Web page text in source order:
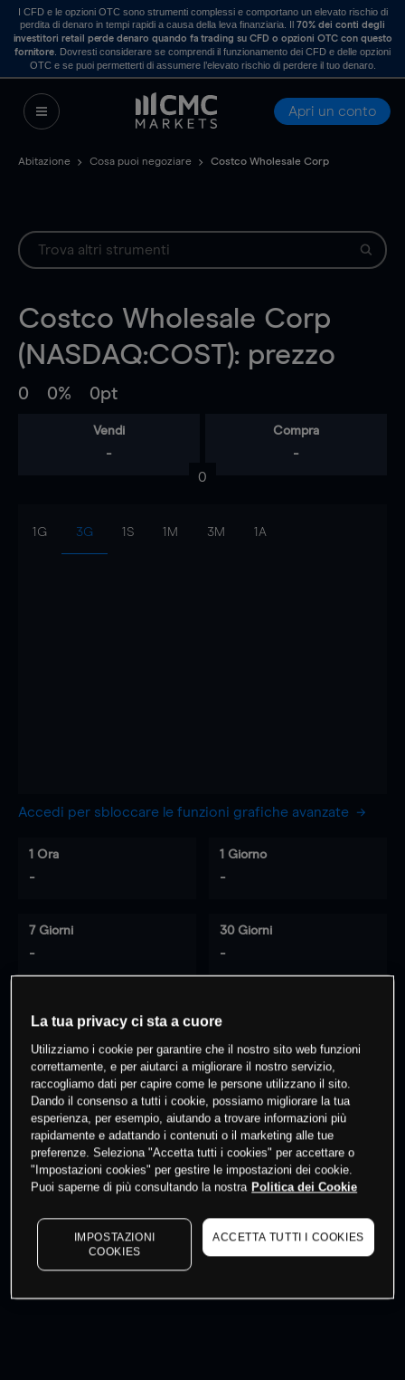
I CFD e le opzioni OTC sono strumenti complessi e comportano un elevato rischio di
perdita di denaro in tempi rapidi a causa della leva finanziaria. Il70% dei conti degli
investitori retail perde denaro quando fa trading su CFD o opzioni OTC con questo
fornitore . Dovresti considerare se comprendi il funzionamento dei CFD e delle opzioni
OTC e se puoi permetterti di assumere l’elevato rischio di perdere il tuo denaro.
Apri un conto
Abitazione Cosa puoi negoziare Costco Wholesale Corp
Costco Wholesale Corp
(NASDAQ:COST): prezzo
0 0% 0pt
Vendi
-
Compra
-
0
1G 3G 1S 1M 3M 1A
Accedi per sbloccare le funzioni grafiche avanzate
1 Ora
-
1 Giorno
-
7 Giorni
-
30 Giorni
-
0 % dei clienti hanno posizioni
questo prodotto
Fai trading
I prezzi sono solo indicativi. Accediper vedere gli ultimi
dati di mercato
to see latest market data
La tua privacy ci sta a cuore
Utilizziamo i cookie per garantire che il nostro sito web funzioni
correttamente, e per aiutarci a migliorare il nostro servizio,
raccogliamo dati per capire come le persone utilizzano il sito.
Dando il consenso a tutti i cookie, possiamo migliorare la tua
esperienza, per esempio, aiutando a trovare informazioni più
rapidamente e adattando i contenuti o il marketing alle tue
preferenze. Seleziona "Accetta tutti i cookies" per accettare o
"Impostazioni cookies" per gestire le impostazioni dei cookie.
Puoi saperne di più consultando la nostra Politica dei Cookie
IMPOSTAZIONI
COOKIES
ACCETTA TUTTI I COOKIES